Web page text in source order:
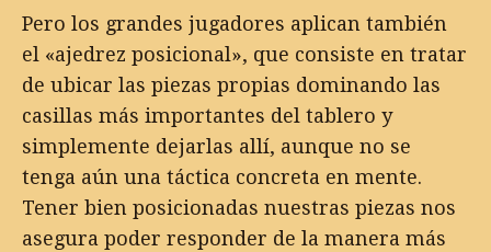
Pero los grandes jugadores aplican también
el «ajedrez posicional», que consiste en tratar
de ubicar las piezas propias dominando las
casillas más importantes del tablero y
simplemente dejarlas allí, aunque no se
tenga aún una táctica concreta en mente.
Tener bien posicionadas nuestras piezas nos
asegura poder responder de la manera más